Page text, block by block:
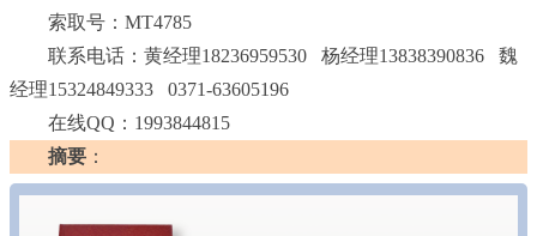
索取号：MT4785
联系电话：黄经理18236959530 杨经理13838390836 魏
经理15324849333 0371-63605196
在线QQ：1993844815
摘要 ：